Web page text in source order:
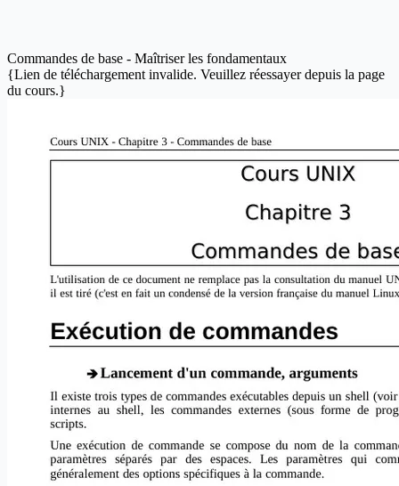
Commandes de base - Maîtriser les fondamentaux
{Lien de téléchargement invalide. Veuillez réessayer depuis la page
du cours.}